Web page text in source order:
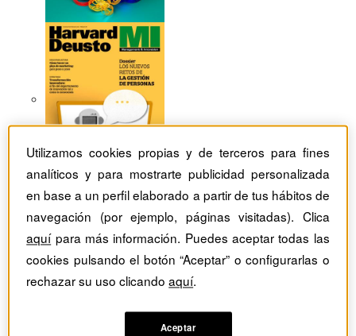
Revistas Harvard Deusto Rafael Hurtado Coll
Utilizamos cookies propias y de terceros para fines
analíticos y para mostrarte publicidad personalizada
en base a un perfil elaborado a partir de tus hábitos de
navegación (por ejemplo, páginas visitadas). Clica
aquípara más información. Puedes aceptar todas las
cookies pulsando el botón “Aceptar” o configurarlas o
rechazar su uso clicandoaquí.
Aceptar